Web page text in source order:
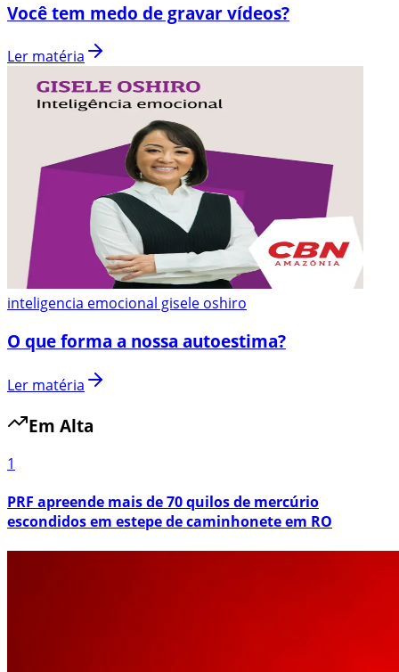
Você tem medo de gravar vídeos?
Ler matéria
inteligencia emocional gisele oshiro
O que forma a nossa autoestima?
Ler matéria
Em Alta
1
PRF apreende mais de 70 quilos de mercúrio
escondidos em estepe de caminhonete em RO